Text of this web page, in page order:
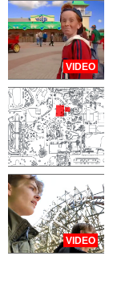
VIDEO
VIDEO